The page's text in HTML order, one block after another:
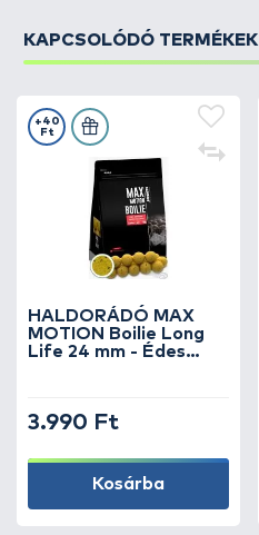
KAPCSOLÓDÓ TERMÉKEK
HALDORÁDÓ MAX
MOTION Boilie Long
Life 24 mm - Édes
+40
Ft
3.990 Ft
Kosárba